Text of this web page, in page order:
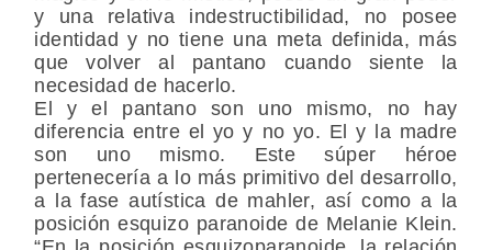
y una relativa indestructibilidad, no posee
identidad y no tiene una meta definida, más
que volver al pantano cuando siente la
necesidad de hacerlo.
El y el pantano son uno mismo, no hay
diferencia entre el yo y no yo. El y la madre
son uno mismo. Este súper héroe
pertenecería a lo más primitivo del desarrollo,
a la fase autística de mahler, así como a la
posición esquizo paranoide de Melanie Klein.